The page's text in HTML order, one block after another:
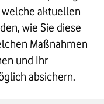
welche aktuellen
wie Sie diese
Maßnahmen
und Ihr
absichern.